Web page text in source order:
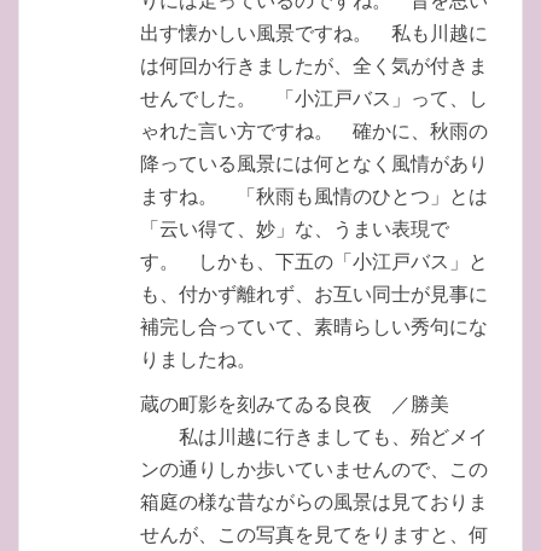
出す懐かしい風景ですね。 私も川越に
は何回か行きましたが、全く気が付きま
せんでした。 「小江戸バス」って、し
ゃれた言い方ですね。 確かに、秋雨の
降っている風景には何となく風情があり
ますね。 「秋雨も風情のひとつ」とは
「云い得て、妙」な、うまい表現で
す。 しかも、下五の「小江戸バス」と
も、付かず離れず、お互い同士が見事に
補完し合っていて、素晴らしい秀句にな
りましたね。
蔵の町影を刻みてゐる良夜 ／勝美
私は川越に行きましても、殆どメイ
ンの通りしか歩いていませんので、この
箱庭の様な昔ながらの風景は見ておりま
せんが、この写真を見てをりますと、何